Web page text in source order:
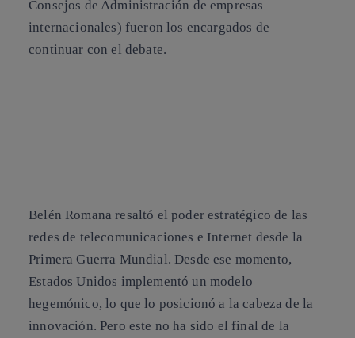
Consejos de Administración de empresas
internacionales) fueron los encargados de
continuar con el debate.
Christoph
Steck, Alicia
Richart, Borja
Bergareche y
Belén Romana.
Bergareche y
Belén Romana.
Romana, Áurea
Moltó y Borja
Bergareche.
Belén Romana resaltó el poder estratégico de las
redes de telecomunicaciones e Internet desde la
Primera Guerra Mundial. Desde ese momento,
Estados Unidos implementó un modelo
hegemónico, lo que lo posicionó a la cabeza de la
innovación. Pero este no ha sido el final de la